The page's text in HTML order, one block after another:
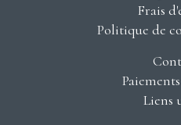
Frais
Politique de
Liens